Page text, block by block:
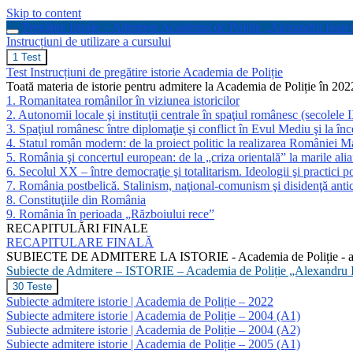
Skip to content
Pregătire Istorie – Admitere Academia de Poliție „Alexandru Ioan
Instrucțiuni de utilizare a cursului
Instrucțiuni
de
utilizare
a
cursului
1 Test
Test Instrucțiuni de pregătire istorie Academia de Poliție
Toată materia de istorie pentru admitere la Academia de Poliție în
1. Romanitatea românilor în viziunea istoricilor
2. Autonomii locale şi instituţii centrale în spaţiul românesc
3. Spaţiul românesc între diplomaţie şi conflict în Evul Mediu şi la
4. Statul român modern: de la proiect politic la realizarea României
5. România şi concertul european: de la „criza orientală” la marile
6. Secolul XX – între democraţie şi totalitarism. Ideologii şi practici
7. România postbelică. Stalinism, naţional-comunism şi disidenţă
8. Constituţiile din România
9. România în perioada „Războiului rece”
RECAPITULĂRI FINALE
RECAPITULARE FINALĂ
SUBIECTE DE ADMITERE LA ISTORIE - Academia de Poliție -
Subiecte de Admitere – ISTORIE – Academia de Poliție „Alexandru
Subiecte
de
Admitere
–
ISTORIE
–
30 Teste
Subiecte admitere istorie | Academia de Poliție – 2022
Subiecte admitere istorie | Academia de Poliție – 2004 (A1)
Subiecte admitere istorie | Academia de Poliție – 2004 (A2)
Subiecte admitere istorie | Academia de Poliție – 2005 (A1)